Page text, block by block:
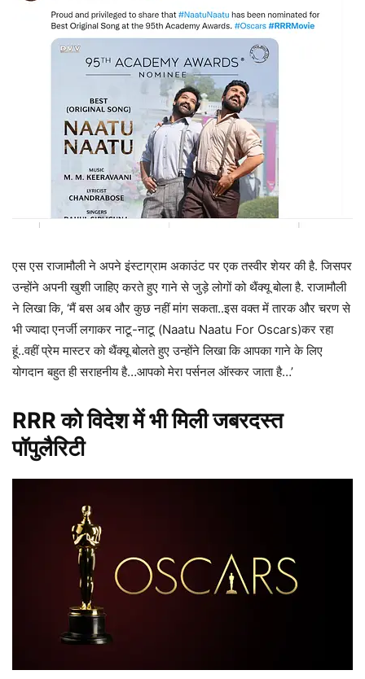
एस एस राजामौली ने अपने इंस्टाग्राम अकाउंट पर एक तस्वीर शेयर की है. जिसपर
उन्होंने अपनी खुशी जाहिए करते हुए गाने से जुड़े लोगों को थैंक्यू बोला है. राजामौली
ने लिखा कि, ‘मैं बस अब और कुछ नहीं मांग सकता..इस वक्त में तारक और चरण से
भी ज्यादा एनर्जी लगाकर नाटू-नाटू (Naatu Naatu For Oscars)कर रहा
हूं..वहीं प्रेम मास्टर को थैंक्यू बोलते हुए उन्होंने लिखा कि आपका गाने के लिए
योगदान बहुत ही सराहनीय है…आपको मेरा पर्सनल ऑस्कर जाता है…’
RRR को विदेश में भी मिली जबरदस्त
पॉपुलैरिटी